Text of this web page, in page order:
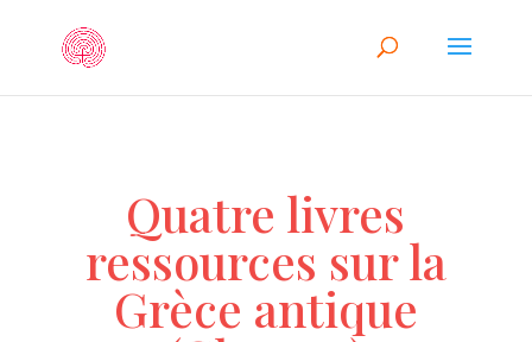
Quatre livres
ressources sur la
Grèce antique